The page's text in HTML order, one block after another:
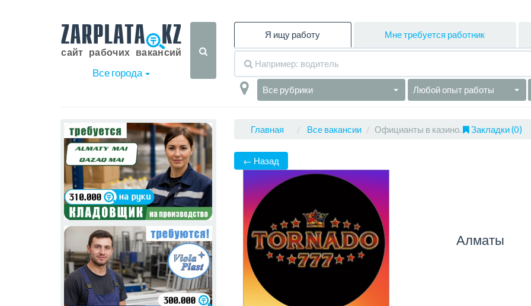
Все города
Я ищу работу Мне требуется работник
Все рубрики Любой опыт работы
Главная Все вакансии Официанты в казино. Закладки (0)
← Назад
Алматы